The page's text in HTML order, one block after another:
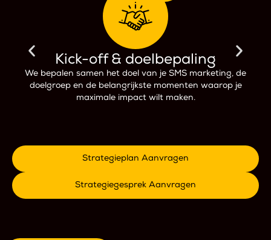
Kick-off & doelbepaling
We bepalen samen het doel van je SMS marketing, de
doelgroep en de belangrijkste momenten waarop je
maximale impact wilt maken.
Strategieplan Aanvragen
Strategiegesprek Aanvragen